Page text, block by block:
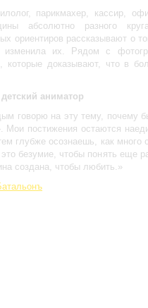
парикмахер, кассир,
абсолютно разного
ориентиров рассказывают о
изменила их. Рядом с
которые доказывают, что в
аниматор
говорю на эту тему, почему
Мои постижения остаются
глубже осознаешь, как
безумие, чтобы понять еще
создана, чтобы любить.»